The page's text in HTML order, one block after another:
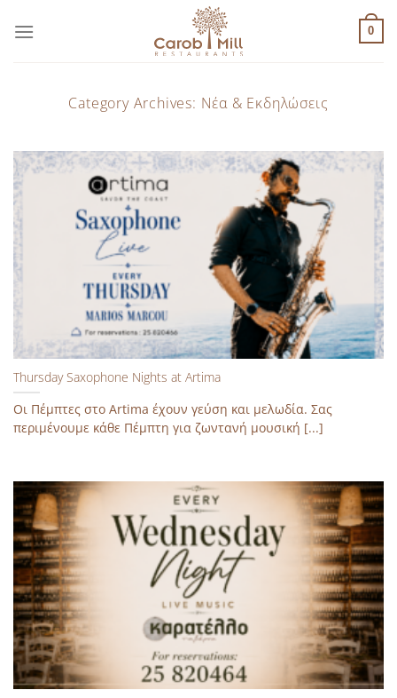
στο
0
Category Archives: Νέα & Εκδηλώσεις
Thursday Saxophone Nights at Artima
Οι Πέμπτες στο Artima έχουν γεύση και μελωδία. Σας
περιμένουμε κάθε Πέμπτη για ζωντανή μουσική [...]